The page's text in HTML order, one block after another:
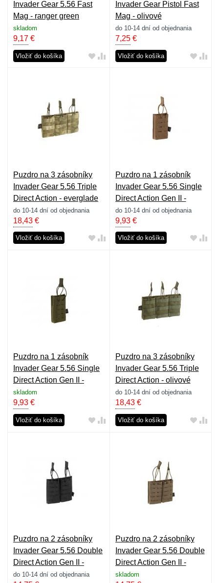
Invader Gear 5.56 Fast
Mag - ranger green
skladom
9,17 €
Vložiť do košíka
Invader Gear Pistol Fast
Mag - olivové
do 10-14 dní od objednania
7,25€
Vložiť do košíka
Puzdro na 3 zásobníky
Invader Gear 5.56 Triple
Direct Action - everglade
do 10-14 dní od objednania
18,43 €
Vložiť do košíka
Puzdro na 1 zásobník
Invader Gear 5.56 Single
Direct Action Gen II -
coyote
do 10-14 dní od objednania
9,93€
Vložiť do košíka
Puzdro na 1 zásobník
Invader Gear 5.56 Single
Direct Action Gen II -
olivové
skladom
9,93 €
Vložiť do košíka
Puzdro na 3 zásobníky
Invader Gear 5.56 Triple
Direct Action - olivové
do 10-14 dní od objednania
18,43€
Vložiť do košíka
Puzdro na 2 zásobníky
Invader Gear 5.56 Double
Direct Action Gen II -
čierne
do 10-14 dní od objednania
Puzdro na 2 zásobníky
Invader Gear 5.56 Double
Direct Action Gen II -
ranger green
skladom